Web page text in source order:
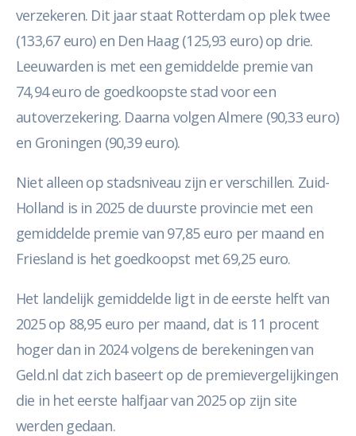
verzekeren. Dit jaar staat Rotterdam op plek twee
(133,67 euro) en Den Haag (125,93 euro) op drie.
Leeuwarden is met een gemiddelde premie van
74,94 euro de goedkoopste stad voor een
autoverzekering. Daarna volgen Almere (90,33 euro)
en Groningen (90,39 euro).
Niet alleen op stadsniveau zijn er verschillen. Zuid-
Holland is in 2025 de duurste provincie met een
gemiddelde premie van 97,85 euro per maand en
Friesland is het goedkoopst met 69,25 euro.
Het landelijk gemiddelde ligt in de eerste helft van
2025 op 88,95 euro per maand, dat is 11 procent
hoger dan in 2024 volgens de berekeningen van
Geld.nl dat zich baseert op de premievergelijkingen
die in het eerste halfjaar van 2025 op zijn site
werden gedaan.